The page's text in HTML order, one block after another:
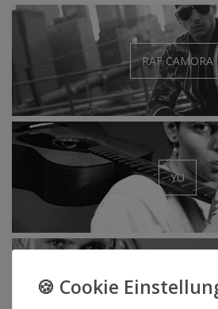
RAF CAMORA
YU
257ERS